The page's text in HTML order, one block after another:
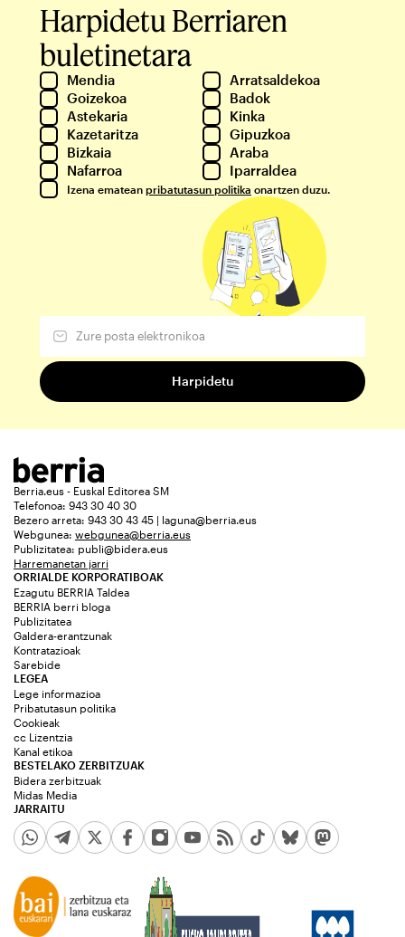
Harpidetu Berriaren
buletinetara
Mendia
Arratsaldekoa
Goizekoa
Badok
Astekaria
Kinka
Kazetaritza
Gipuzkoa
Bizkaia
Araba
Nafarroa
Iparraldea
Izena ematean pribatutasun politika onartzen duzu.
Berria.eus - Euskal Editorea SM
Telefonoa: 943 30 40 30
Bezero arreta: 943 30 43 45 | laguna@berria.eus
Webgunea: webgunea@berria.eus
Publizitatea: publi@bidera.eus
Harremanetan jarri
ORRIALDE KORPORATIBOAK
Ezagutu BERRIA Taldea
BERRIA berri bloga
Publizitatea
Galdera-erantzunak
Kontratazioak
Sarebide
JARRAITU
LEGEA
Lege informazioa
Pribatutasun politika
Cookieak
cc Lizentzia
Kanal etikoa
BESTELAKO ZERBITZUAK
Bidera zerbitzuak
Midas Media